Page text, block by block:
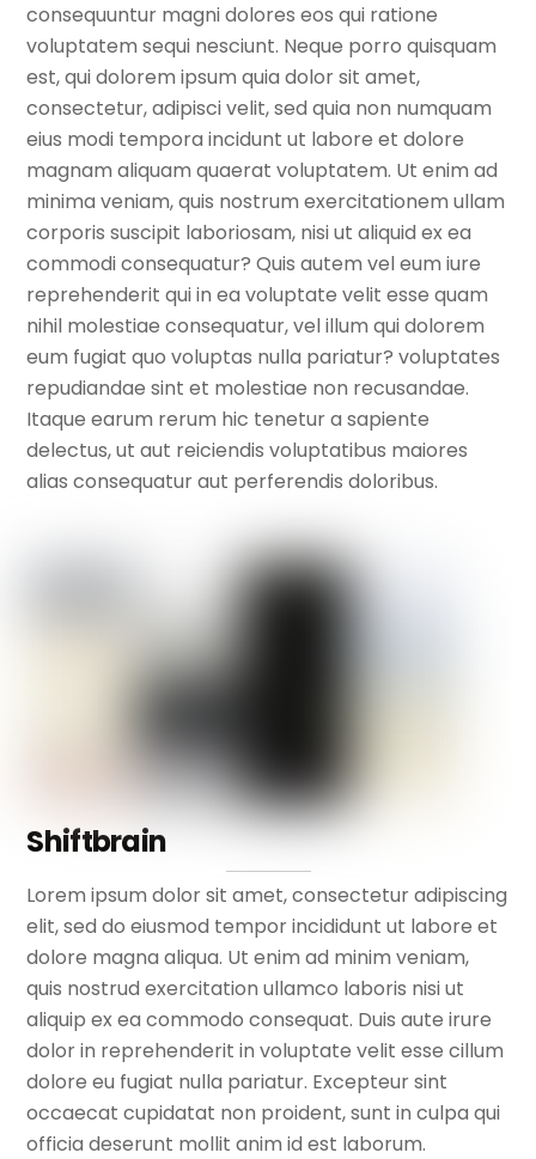
consequuntur magni dolores eos qui ratione
voluptatem sequi nesciunt. Neque porro quisquam
est, qui dolorem ipsum quia dolor sit amet,
consectetur, adipisci velit, sed quia non numquam
eius modi tempora incidunt ut labore et dolore
magnam aliquam quaerat voluptatem. Ut enim ad
minima veniam, quis nostrum exercitationem ullam
corporis suscipit laboriosam, nisi ut aliquid ex ea
commodi consequatur? Quis autem vel eum iure
reprehenderit qui in ea voluptate velit esse quam
nihil molestiae consequatur, vel illum qui dolorem
eum fugiat quo voluptas nulla pariatur? voluptates
repudiandae sint et molestiae non recusandae.
Itaque earum rerum hic tenetur a sapiente
delectus, ut aut reiciendis voluptatibus maiores
alias consequatur aut perferendis doloribus.
Shiftbrain
Lorem ipsum dolor sit amet, consectetur adipiscing
elit, sed do eiusmod tempor incididunt ut labore et
dolore magna aliqua. Ut enim ad minim veniam,
quis nostrud exercitation ullamco laboris nisi ut
aliquip ex ea commodo consequat. Duis aute irure
dolor in reprehenderit in voluptate velit esse cillum
dolore eu fugiat nulla pariatur. Excepteur sint
occaecat cupidatat non proident, sunt in culpa qui
officia deserunt mollit anim id est laborum.